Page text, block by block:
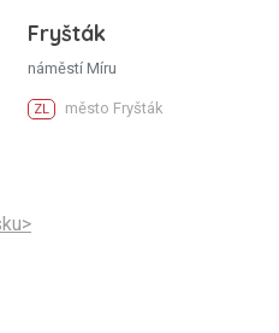
Fryšták
náměstí Míru
ZL město Fryšták